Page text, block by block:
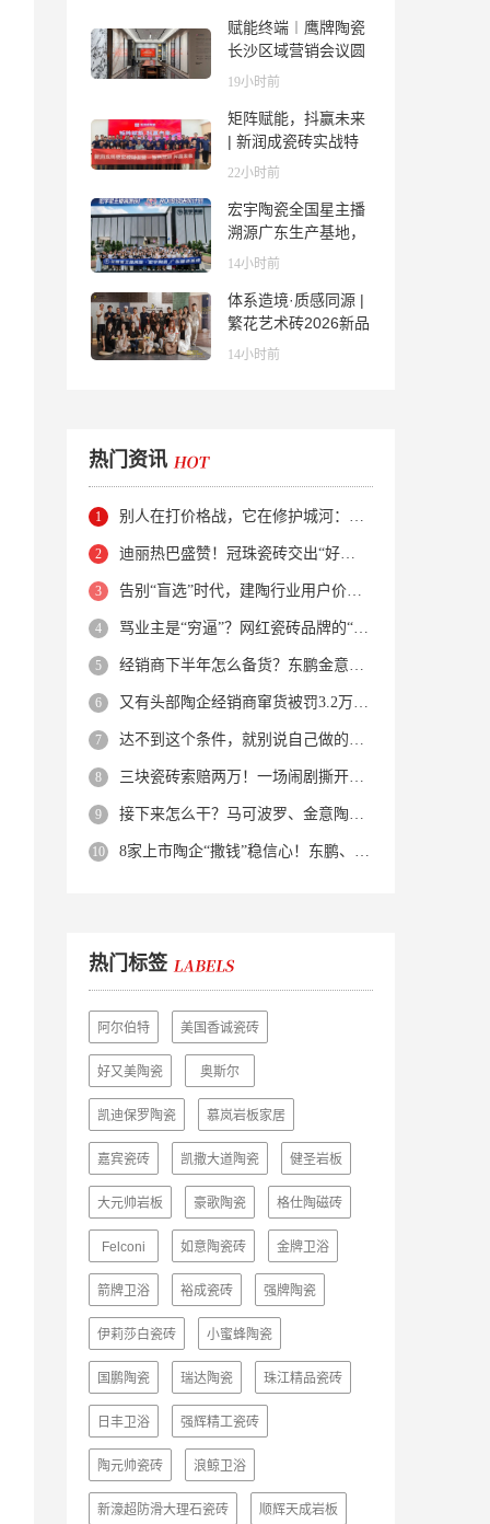
赋能终端︱鹰牌陶瓷
长沙区域营销会议圆
满举行，共探渠道拓
19小时前
矩阵赋能，抖赢未来
| 新润成瓷砖实战特
训营成功举办，吹响
号！
22小时前
宏宇陶瓷全国星主播
溯源广东生产基地，
进阶ROI长效变现新
14小时前
体系造境·质感同源 |
繁花艺术砖2026新品
发布媒体见面会圆满
14小时前
热门资讯
别人在打价格战，它在修护城河：新明珠岩板的逆势密码
迪丽热巴盛赞！冠珠瓷砖交出“好房子”的标准答卷
告别“盲选”时代，建陶行业用户价值正在被改写！
骂业主是“穷逼”？网红瓷砖品牌的“真实面目”被揭开了！
经销商下半年怎么备货？东鹏金意陶马可波罗等10大品牌集体亮剑
又有头部陶企经销商窜货被罚3.2万！品牌区域保护岌岌可危？
达不到这个条件，就别说自己做的是质感砖！
三块瓷砖索赔两万！一场闹剧撕开了装修“碰瓷”的遮羞布
接下来怎么干？马可波罗、金意陶、蒙娜丽莎、箭牌、欧神诺、宏宇…
8家上市陶企“撒钱”稳信心！东鹏、蒙娜丽莎等启动回购增持
热门标签
阿尔伯特 美国香诚瓷砖
好又美陶瓷 奥斯尔
凯迪保罗陶瓷 慕岚岩板家居
嘉宾瓷砖 凯撒大道陶瓷 健圣岩板
大元帅岩板 豪歌陶瓷 格仕陶磁砖
Felconi 如意陶瓷砖 金牌卫浴
箭牌卫浴 裕成瓷砖 强牌陶瓷
伊莉莎白瓷砖 小蜜蜂陶瓷
国鹏陶瓷 瑞达陶瓷 珠江精品瓷砖
日丰卫浴 强辉精工瓷砖
陶元帅瓷砖 浪鲸卫浴
新濠超防滑大理石瓷砖 顺辉天成岩板